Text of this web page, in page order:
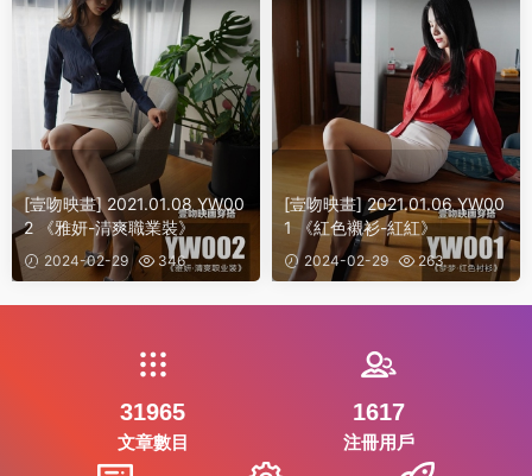
[壹吻映畫] 2021.01.08 YW00
2 《雅妍-清爽職業裝》
2024-02-29 346
[壹吻映畫] 2021.01.06 YW00
1 《紅色襯衫-紅紅》
2024-02-29 263
31965
文章數目
1617
注冊用戶